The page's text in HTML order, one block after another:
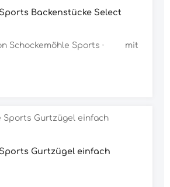
Backenstücke Select
Schockemöhle Sports · mit
Gurtzügel einfach